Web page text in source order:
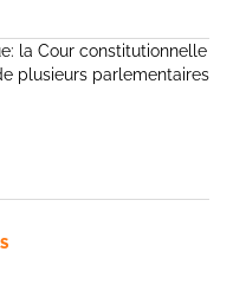
la Cour constitutionnelle
plusieurs parlementaires